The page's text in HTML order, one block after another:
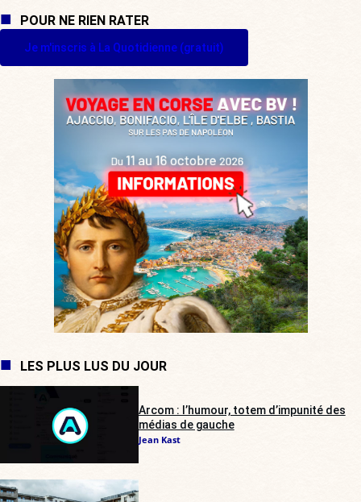
POUR NE RIEN RATER
Je m'inscris à La Quotidienne (gratuit)
LES PLUS LUS DU JOUR
Arcom : l’humour, totem d’impunité des
médias de gauche
Jean Kast